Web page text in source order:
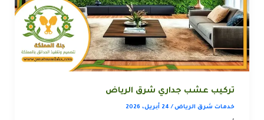
تركيب عشب جداري شرق الرياض
خدمات شرق الرياض/ 24 أبريل، 2026